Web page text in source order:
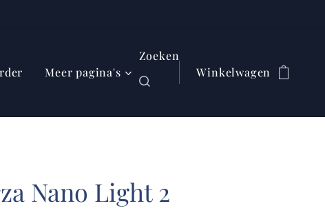
Meer pagina's
Zoeken
Winkelwagen
Nano Light 2